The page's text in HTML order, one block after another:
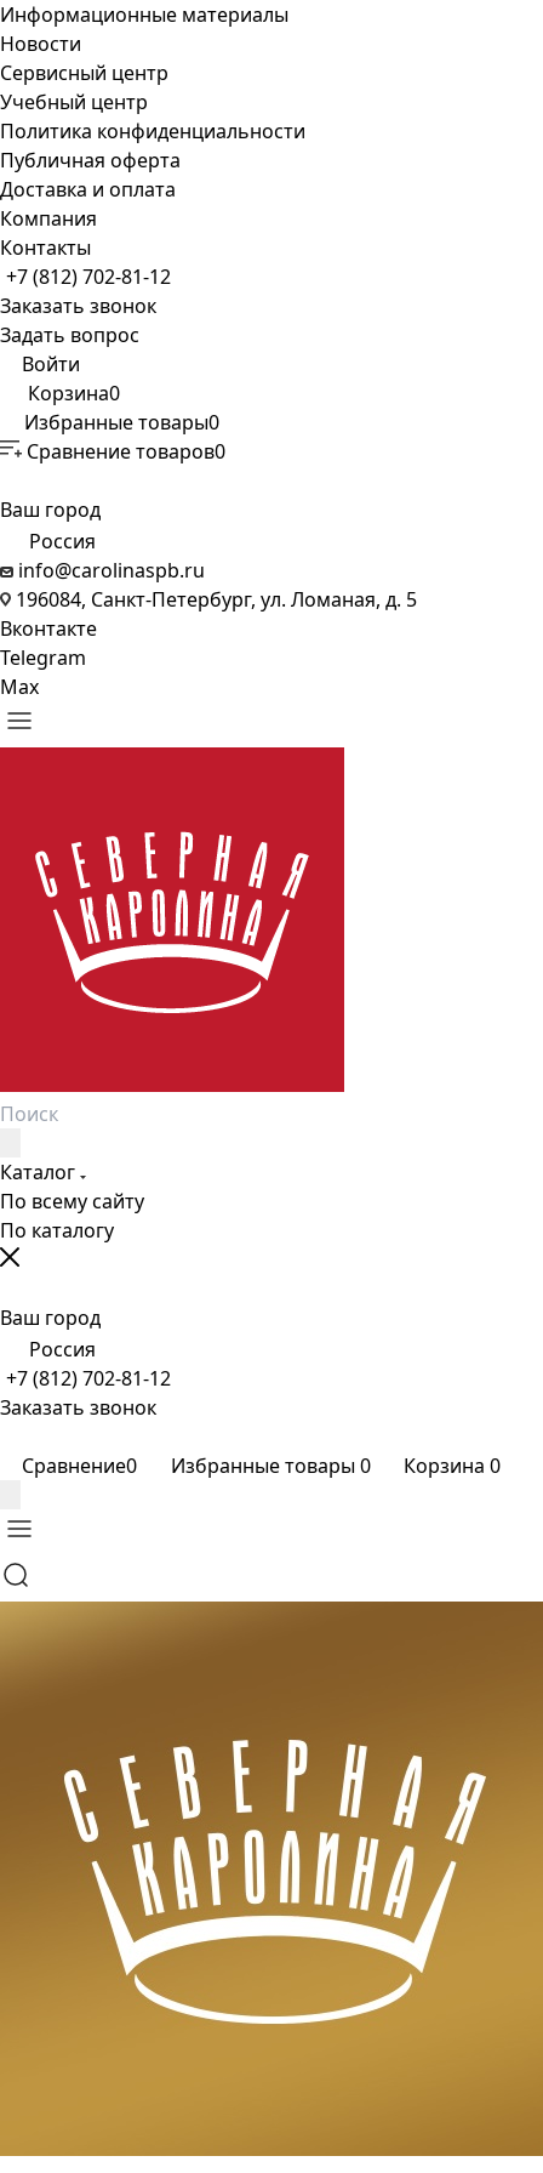
Информационные материалы
Новости
Сервисный центр
Учебный центр
Политика конфиденциальности
Публичная оферта
Доставка и оплата
Компания
Контакты
+7 (812) 702-81-12
Заказать звонок
Задать вопрос
Войти
Корзина0
Избранные товары0
Сравнение товаров0
Ваш город
Россия
info@carolinaspb.ru
196084, Санкт-Петербург, ул. Ломаная, д. 5
Вконтакте
Telegram
Max
Каталог
По всему сайту
По каталогу
Ваш город
Россия
+7 (812) 702-81-12
Заказать звонок
Сравнение0 Избранные товары0 Корзина 0